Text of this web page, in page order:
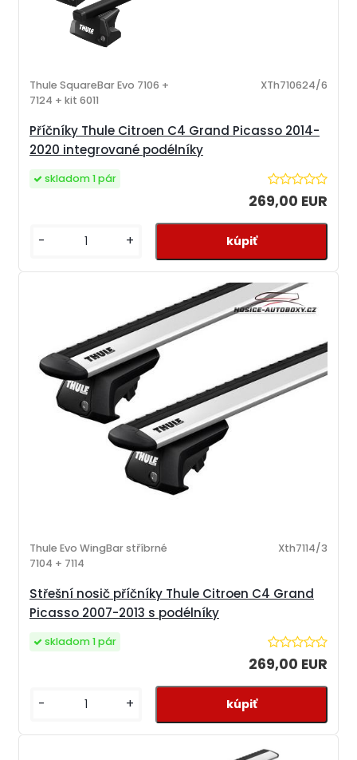
Příčníky Thule Citroen C4 Grand Picasso 2014-
2020 integrované podélníky
Thule SquareBar Evo 7106 +
7124 + kit 6011
XTh710624/6
269,00 EUR
skladom 1 pár
- +
Střešní nosič příčníky Thule Citroen C4 Grand
Picasso 2007-2013 s podélníky
Thule Evo WingBar stříbrné
7104 + 7114
Xth7114/3
269,00 EUR
skladom 1 pár
- +